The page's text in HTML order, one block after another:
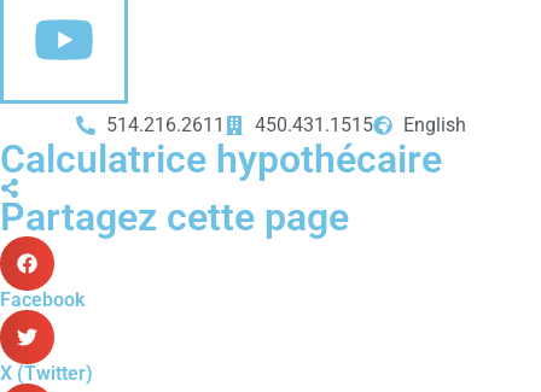
514.216.2611 450.431.1515 English
Calculatrice hypothécaire
Partagez cette page
Facebook
X (Twitter)